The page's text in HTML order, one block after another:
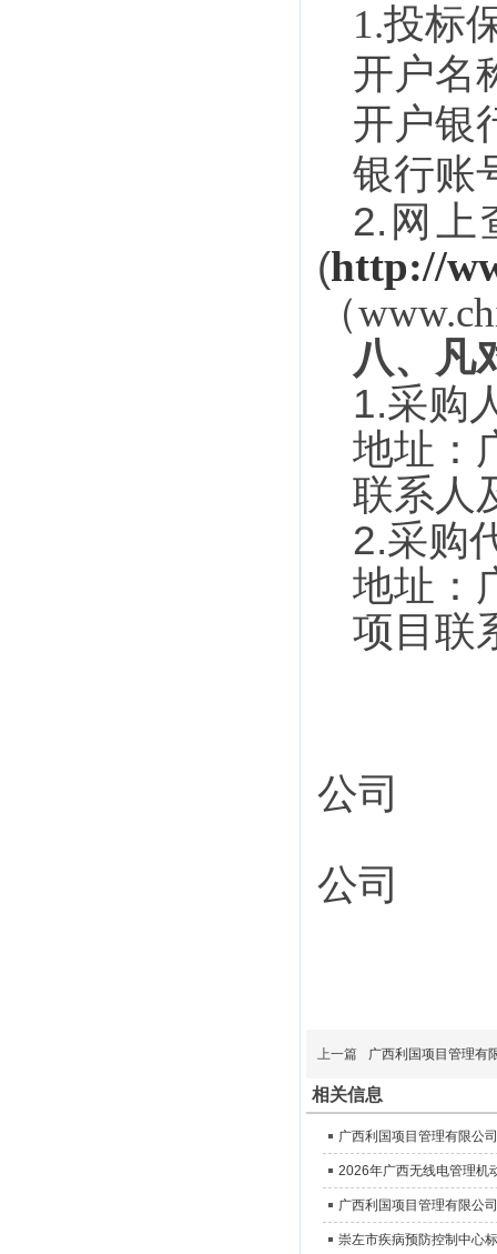
1.投标
开户名
开户银
银行账
2. 网上
(http://
（
八、凡
1.采购
地址：
联系人
2.采购
地址：
项目联
公司
公司
上一篇 广西利国项目管理有
相关信息
崇左市疾病预防控制中心